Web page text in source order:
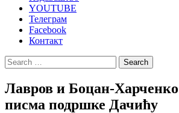
YOUTUBE
Телеграм
Facebook
Контакт
Search
for:
Лавров и Боцан-
писма подршке Дачићу